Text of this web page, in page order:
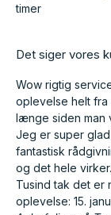
timer
Det siger vores
Wow rigtig
oplevelse helt fra
længe siden man
Jeg er super
fantastisk
og det hele
Tusind tak det er
oplevelse: 15.